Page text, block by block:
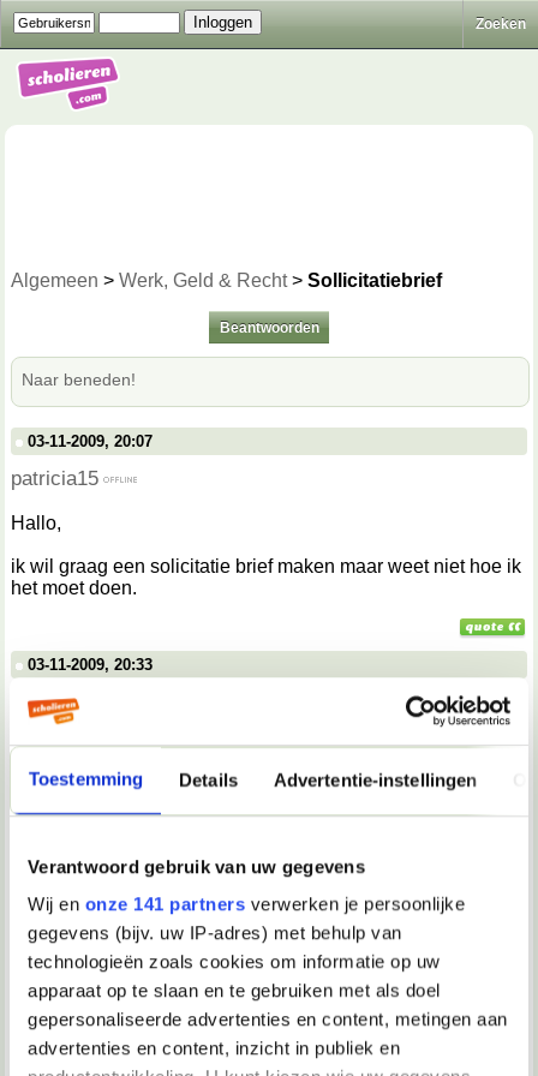
Toestemming Details Advertentie-instellingen
Verantwoord gebruik van uw gegevens
Wij en onze 141 partners verwerken je persoonlijke
gegevens (bijv. uw IP-adres) met behulp van
technologieën zoals cookies om informatie op uw
apparaat op te slaan en te gebruiken met als doel
gepersonaliseerde advertenties en content, metingen aan
advertenties en content, inzicht in publiek en
Zoeken
Algemeen > Werk, Geld & Recht> Sollicitatiebrief
Beantwoorden
Naar beneden!
03-11-2009, 20:07
patricia15
Hallo,
ik wil graag een solicitatie brief maken maar weet niet hoe ik
het moet doen.
03-11-2009, 20:33
Balance
Om wat voor baantje gaat het?
En je hebt vast al wel een beetje gegoogeld. Heb je al iets
op papier?
Na de aanhef begin je eerst met een alinea hoe jij op de
vacature geattendeerd bent en verwijs je naar eventuele
gesprekken die je al met iemand van het bedrijf hebt
gehouden. Als het een open sollicitatie is benoem je dat ook.
In de erop volgende alinea vertel je meestal waarom de
vacature of het bedrijf jou zo aanspreekt.
De derde alinea gebruik je om jezelf aan te prijzen. Je vertelt
hen precies waarom jij uitermate geschikt bent voor de job.
Het is handig om daarbij kernwoorden te gebruiken die zij